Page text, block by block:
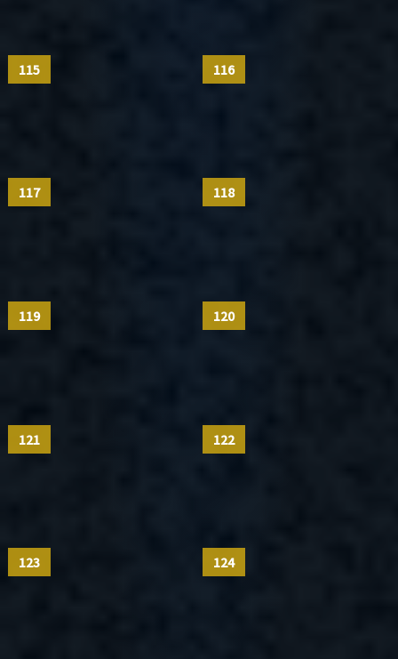
115 116
117 118
119 120
121 122
123 124